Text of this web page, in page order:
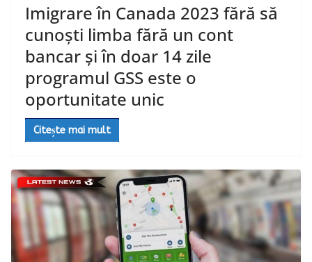
Imigrare în Canada 2023 fără să
cunoști limba fără un cont
bancar și în doar 14 zile
programul GSS este o
oportunitate unic
Citește mai mult